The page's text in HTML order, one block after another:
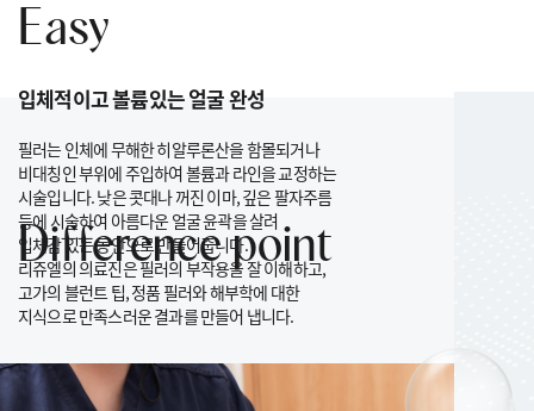
Easy
입체적이고 볼륨있는 얼굴 완성
필러는 인체에 무해한 히알루론산을 함몰되거나
비대칭인 부위에 주입하여 볼륨과 라인을 교정하는
시술입니다.낮은 콧대나 꺼진 이마, 깊은 팔자주름
등에 시술하여 아름다운 얼굴 윤곽을 살려
입체감 있는 동안으로 만들어줍니다.
리쥬엘의 의료진은 필러의 부작용을 잘 이해하고,
고가의 블런트 팁, 정품 필러와 해부학에 대한
지식으로 만족스러운 결과를 만들어 냅니다.
Difference point
정품 필러만 사용